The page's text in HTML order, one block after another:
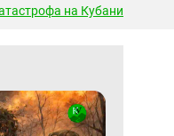
на Кубани